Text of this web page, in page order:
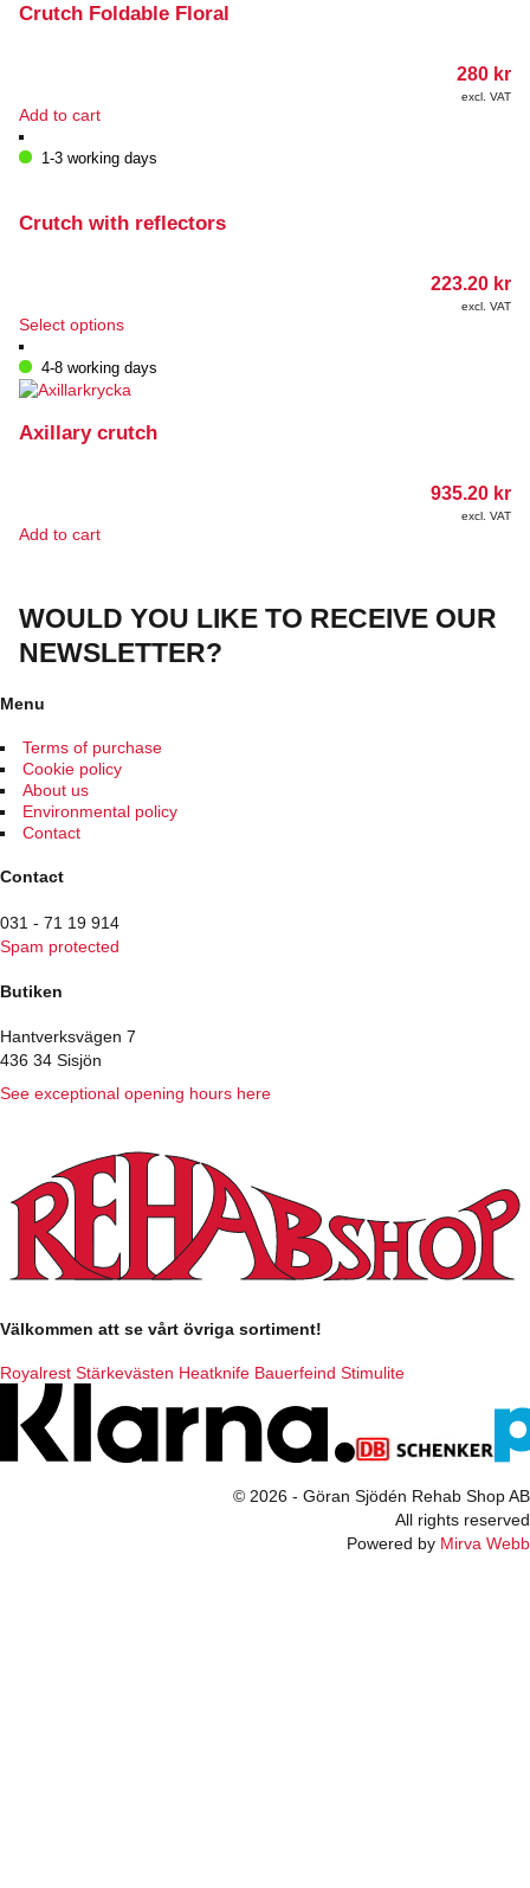
The
product
Crutch Foldable Floral
280 kr
excl. VAT
Add to cart
1-3 working days
Crutch with reflectors
223.20 kr
excl. VAT
Select optionsThis
has
multiple
The
4-8 working days
Axillary crutch
935.20 kr
excl. VAT
Add to cart
WOULD YOU LIKE TO RECEIVE OUR
NEWSLETTER?
Menu
Terms of purchase
Cookie policy
About us
Environmental policy
Contact
Contact
031 - 71 19 914
Spam protected
Butiken
Hantverksvägen 7
436 34 Sisjön
See exceptional opening hours here
Välkommen att se vårt övriga sortiment!
Royalrest Stärkevästen Heatknife Bauerfeind Stimulite
© 2026 - Göran Sjödén Rehab Shop AB
All rights reserved
Powered by Mirva Webb